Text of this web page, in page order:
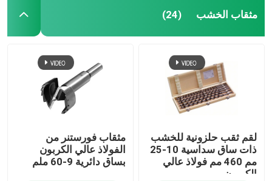
مثقاب الخشب (24)
لقم ثقب حلزونية للخشب
ذات ساق سداسية 10-25
مم 460 مم فولاذ عالي
الكربون
مثقاب فورستنر من
الفولاذ عالي الكربون
بساق دائرية 9-60 ملم